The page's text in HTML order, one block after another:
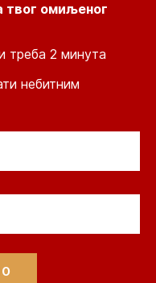
омиљеног
треба 2 минута
небитним